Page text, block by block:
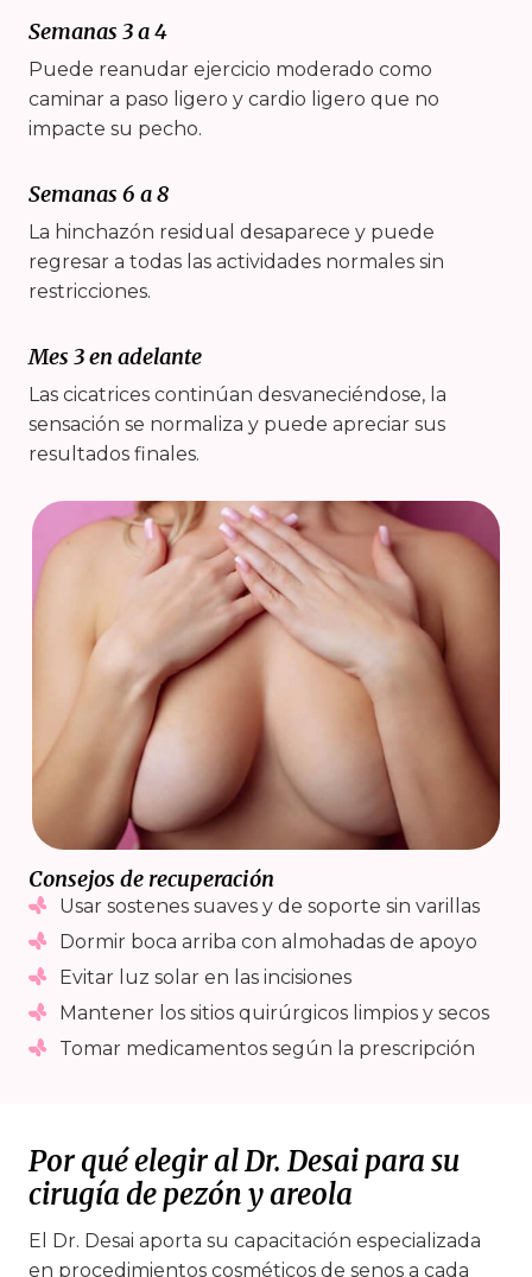
Semanas 3 a 4
Puede reanudar ejercicio moderado como
caminar a paso ligero y cardio ligero que no
impacte su pecho.
Semanas 6 a 8
La hinchazón residual desaparece y puede
regresar a todas las actividades normales sin
restricciones.
Mes 3 en adelante
Las cicatrices continúan desvaneciéndose, la
sensación se normaliza y puede apreciar sus
resultados finales.
Consejos de recuperación
Usar sostenes suaves y de soporte sin varillas
Dormir boca arriba con almohadas de apoyo
Evitar luz solar en las incisiones
Mantener los sitios quirúrgicos limpios y secos
Tomar medicamentos según la prescripción
Por qué elegir al Dr. Desai para su
cirugía de pezón y areola
El Dr. Desai aporta su capacitación especializada
en procedimientos cosméticos de senos a cada